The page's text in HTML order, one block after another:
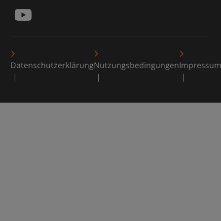
DatenschutzerklärungNutzungsbedingungenImpressum